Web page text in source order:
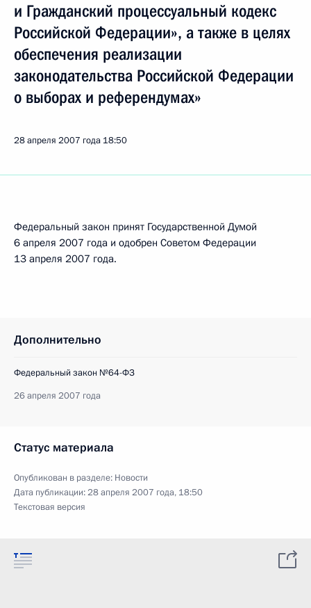
и Гражданский процессуальный кодекс
Российской Федерации», а также в целях
обеспечения реализации
законодательства Российской Федерации
о выборах и референдумах»
28 апреля 2007 года 18:50
Федеральный закон принят Государственной Думой
6 апреля 2007 года и одобрен Советом Федерации
13 апреля 2007 года.
Дополнительно
Федеральный закон №64-ФЗ
26 апреля 2007 года
Статус материала
Опубликован в разделе: Новости
Дата публикации:28 апреля 2007 года, 18:50
Текстовая версия